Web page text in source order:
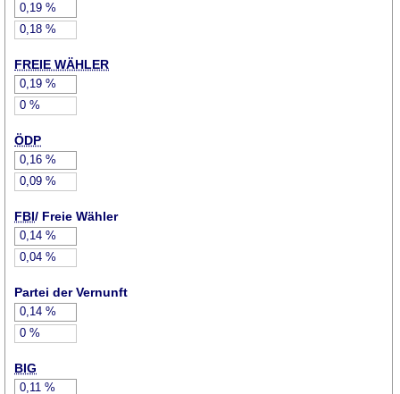
0,19 %
0,18 %
FREIE WÄHLER
0,19 %
0 %
ÖDP
0,16 %
0,09 %
FBI/ Freie Wähler
0,14 %
0,04 %
Partei der Vernunft
0,14 %
0 %
BIG
0,11 %